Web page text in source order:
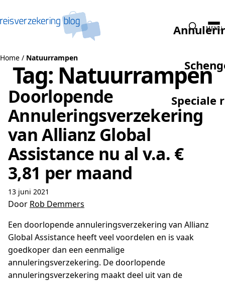
Speciale
MENU
Home / Natuurrampen
Tag: Natuurrampen
Doorlopende
Annuleringsverzekering
van Allianz Global
Assistance nu al v.a. €
3,81 per maand
13 juni 2021
Door Rob Demmers
Een doorlopende annuleringsverzekering van Allianz
Global Assistance heeft veel voordelen en is vaak
goedkoper dan een eenmalige
annuleringsverzekering. De doorlopende
annuleringsverzekering maakt deel uit van de